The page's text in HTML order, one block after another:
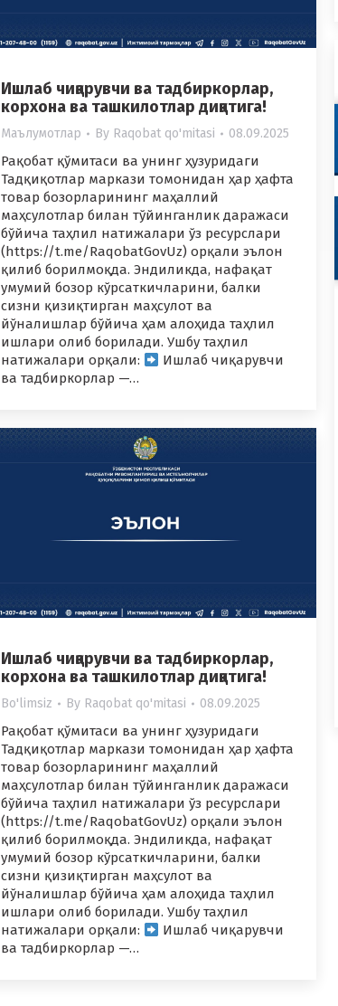
Ишлаб чиқарувчи ва тадбиркорлар,
корхона ва ташкилотлар диққатига!
Маълумотлар By Raqobat qo'mitasi 08.09.2025
Рақобат қўмитаси ва унинг ҳузуридаги
Тадқиқотлар маркази томонидан ҳар ҳафта
товар бозорларининг маҳаллий
маҳсулотлар билан тўйинганлик даражаси
бўйича таҳлил натижалари ўз ресурслари
(https://t.me/RaqobatGovUz) орқали эълон
қилиб борилмоқда. Эндиликда, нафақат
умумий бозор кўрсаткичларини, балки
сизни қизиқтирган маҳсулот ва
йўналишлар бўйича ҳам алоҳида таҳлил
ишлари олиб борилади. Ушбу таҳлил
натижалари орқали:
Ишлаб чиқарувчи
ва тадбиркорлар —…
Ишлаб чиқарувчи ва тадбиркорлар,
корхона ва ташкилотлар диққатига!
Bo'limsiz By Raqobat qo'mitasi 08.09.2025
Рақобат қўмитаси ва унинг ҳузуридаги
Тадқиқотлар маркази томонидан ҳар ҳафта
товар бозорларининг маҳаллий
маҳсулотлар билан тўйинганлик даражаси
бўйича таҳлил натижалари ўз ресурслари
(https://t.me/RaqobatGovUz) орқали эълон
қилиб борилмоқда. Эндиликда, нафақат
умумий бозор кўрсаткичларини, балки
сизни қизиқтирган маҳсулот ва
йўналишлар бўйича ҳам алоҳида таҳлил
ишлари олиб борилади. Ушбу таҳлил
натижалари орқали:
Ишлаб чиқарувчи
ва тадбиркорлар —…